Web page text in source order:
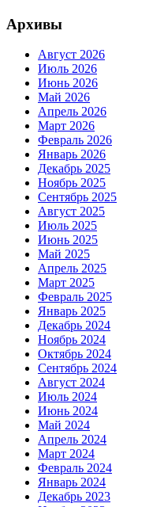
Архивы
Август 2026
Июль 2026
Июнь 2026
Май 2026
Апрель 2026
Март 2026
Февраль 2026
Январь 2026
Декабрь 2025
Ноябрь 2025
Сентябрь 2025
Август 2025
Июль 2025
Июнь 2025
Май 2025
Апрель 2025
Март 2025
Февраль 2025
Январь 2025
Декабрь 2024
Ноябрь 2024
Октябрь 2024
Сентябрь 2024
Август 2024
Июль 2024
Июнь 2024
Май 2024
Апрель 2024
Март 2024
Февраль 2024
Январь 2024
Декабрь 2023